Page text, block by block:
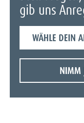
in Deutschland
zeigt dir, wie du
Verpackungen im
einordnest.
gib uns
Wähle
Anliegen
NIMM